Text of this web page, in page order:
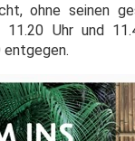
ohne seinen
Uhr und
entgegen.